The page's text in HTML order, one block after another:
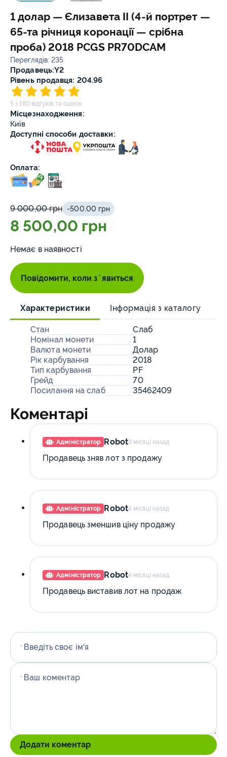
1 долар — Єлизавета II (4-й портрет —
65-та річниця коронації — срібна
проба) 2018 PCGS PR70DCAM
Переглядів: 235
Продавець:Y2
Рівень продавця: 204.96
5 з 180 відгуків та оцінок
Місцезнаходження:
Київ
Доступні способи доставки:
Оплата:
9 000,00 грн -500.00 грн
8 500,00 грн
Немає в наявності
Повідомити, коли зʼявиться
Характеристики Інформація з каталогу
Стан
Слаб
Номінал монети
1
Валюта монети
Долар
Рік карбування
2018
Тип карбування
PF
Грейд
70
Посилання на слаб
35462409
Коментарі
Адміністратор Robot3 місяці назад
Продавець зняв лот з продажу
Адміністратор Robot4 місяці назад
Продавець зменшив ціну продажу
Адміністратор Robot4 місяці назад
Продавець виставив лот на продаж
* Введіть своє ім'я
* Ваш коментар
Додати коментар